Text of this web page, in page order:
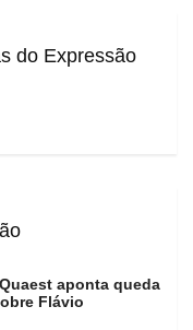
do Expressão
aponta queda
Flávio